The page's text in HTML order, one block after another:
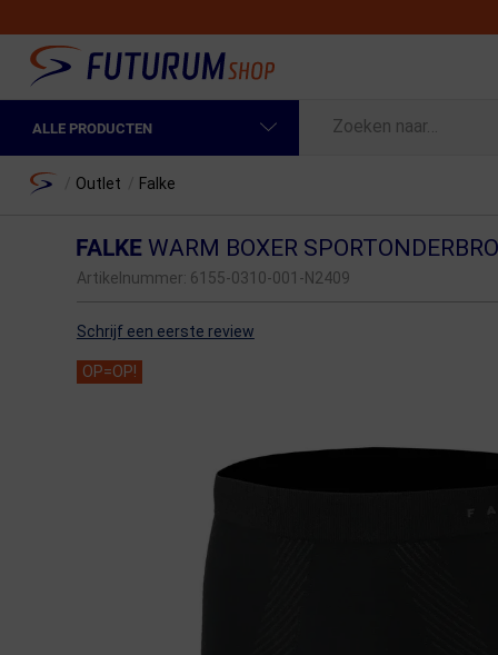
ALLE PRODUCTEN
Fietskleding Heren
Fietsonderdelen
Fietsonderhoud
Home Outlet Falke
FALKEWARM BOXER
Artikelnummer: 6155-0310-001-N2409
Schrijf een eerste review
OP=OP!